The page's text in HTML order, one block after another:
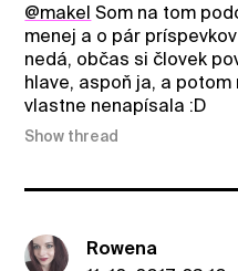
@makel Som na tom
menej a o pár
nedá, občas si človek
hlave, aspoň ja, a
vlastne nenapísala :D
Show thread
Rowena